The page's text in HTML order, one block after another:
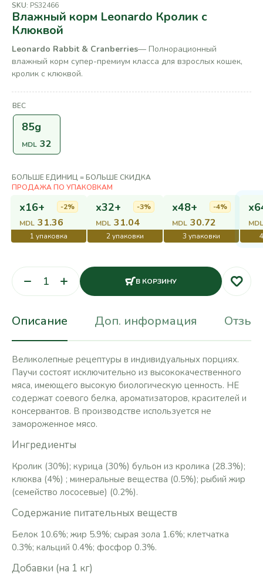
SKU: PS32466
Влажный корм Leonardo Кролик с
Клюквой
Leonardo Rabbit & Cranberries— Полнорационный
влажный корм супер-премиум класса для взрослых кошек,
кролик с клюквой.
ВЕС
85g
MDL 32
БОЛЬШЕ ЕДИНИЦ = БОЛЬШЕ СКИДКА
x16+
MDL 31.36
-2% x32+
MDL 31.04
-3% x48+
MDL 30.72
-4%
MDL
В КОРЗИНУ
Описание Доп. информация
Великолепные рецептуры в индивидуальных порциях.
Паучи состоят исключительно из высококачественного
мяса, имеющего высокую биологическую ценность. НЕ
содержат соевого белка, ароматизаторов, красителей и
консервантов. В производстве используется не
замороженное мясо.
Ингредиенты
Кролик (30%); курица (30%) бульон из кролика (28.3%);
клюква (4%) ; минеральные вещества (0.5%); рыбий жир
(семейство лососевые) (0.2%).
Содержание питательных веществ
Белок 10.6%; жир 5.9%; сырая зола 1.6%; клетчатка
0.3%; кальций 0.4%; фосфор 0.3%.
Добавки (на 1 кг)